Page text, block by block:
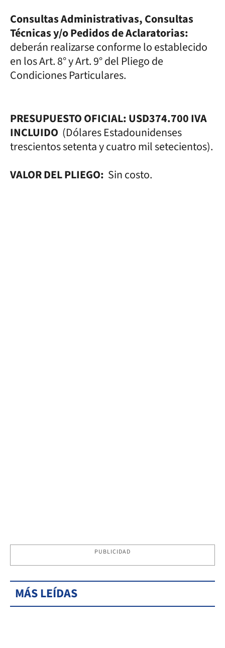
Consultas Administrativas, Consultas
Técnicas y/o Pedidos de Aclaratorias:
deberán realizarse conforme lo establecido
en los Art. 8° y Art. 9° del Pliego de
Condiciones Particulares.
PRESUPUESTO OFICIAL: USD374.700 IVA
INCLUIDO (Dólares Estadounidenses
trescientos setenta y cuatro mil setecientos).
VALOR DEL PLIEGO: Sin costo.
PUBLICIDAD
MÁS LEÍDAS